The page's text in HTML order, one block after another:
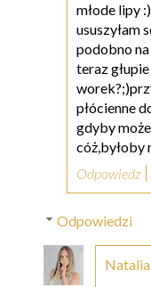
młode lipy
ususzyłam
podobno
teraz
płócienne
gdyby
cóż,byłoby
Odpowiedz
Odpowiedzi